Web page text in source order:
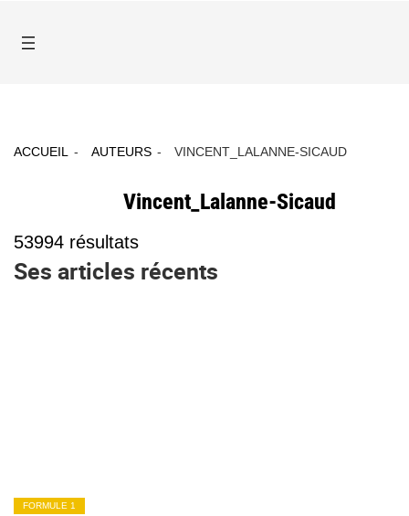
ACCUEIL AUTEURS VINCENT_LALANNE-SICAUD
Vincent_Lalanne-Sicaud
53994 résultats
Ses articles récents
FORMULE 1